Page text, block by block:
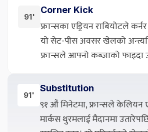
91'
Corner Kick
फ्रान्सका एड्रियन राबियोटले
यो सेट-पीस अवसर खेलको
फ्रान्सले आफ्नो कब्जाको फाइदा
91'
Substitution
९१ औं मिनेटमा, फ्रान्सले केलियन
मार्कस थुरमलाई मैदानमा